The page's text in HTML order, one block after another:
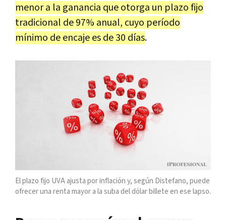
menor a la ganancia que otorga un plazo fijo
tradicional de 97% anual, cuyo período
mínimo de encaje es de 30 días.
El plazo fijo UVA ajusta por inflación y, según Distefano, puede
ofrecer una renta mayor a la suba del dólar billete en ese lapso.